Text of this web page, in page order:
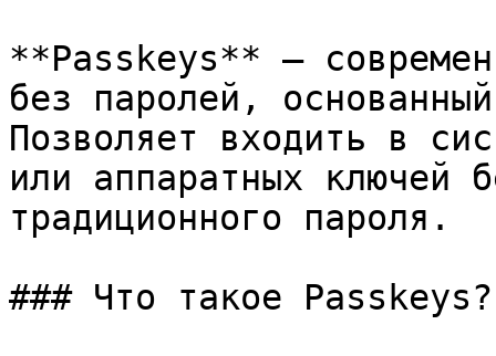
**Passkeys** —
без паролей,
Позволяет входить в
или аппаратных ключей
традиционного пароля.
### Что такое Passkeys?